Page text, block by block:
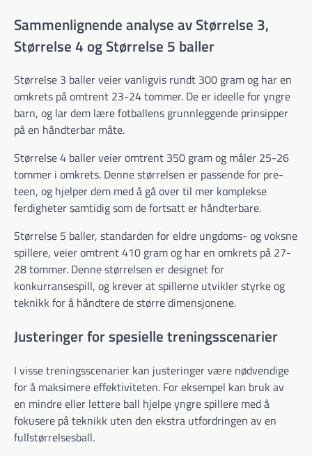
Sammenlignende analyse av Størrelse 3,
Størrelse 4 og Størrelse 5 baller
Størrelse 3 baller veier vanligvis rundt 300 gram og har en
omkrets på omtrent 23-24 tommer. De er ideelle for yngre
barn, og lar dem lære fotballens grunnleggende prinsipper
på en håndterbar måte.
Størrelse 4 baller veier omtrent 350 gram og måler 25-26
tommer i omkrets. Denne størrelsen er passende for pre-
teen, og hjelper dem med å gå over til mer komplekse
ferdigheter samtidig som de fortsatt er håndterbare.
Størrelse 5 baller, standarden for eldre ungdoms- og voksne
spillere, veier omtrent 410 gram og har en omkrets på 27-
28 tommer. Denne størrelsen er designet for
konkurransespill, og krever at spillerne utvikler styrke og
teknikk for å håndtere de større dimensjonene.
Justeringer for spesielle treningsscenarier
I visse treningsscenarier kan justeringer være nødvendige
for å maksimere effektiviteten. For eksempel kan bruk av
en mindre eller lettere ball hjelpe yngre spillere med å
fokusere på teknikk uten den ekstra utfordringen av en
fullstørrelsesball.